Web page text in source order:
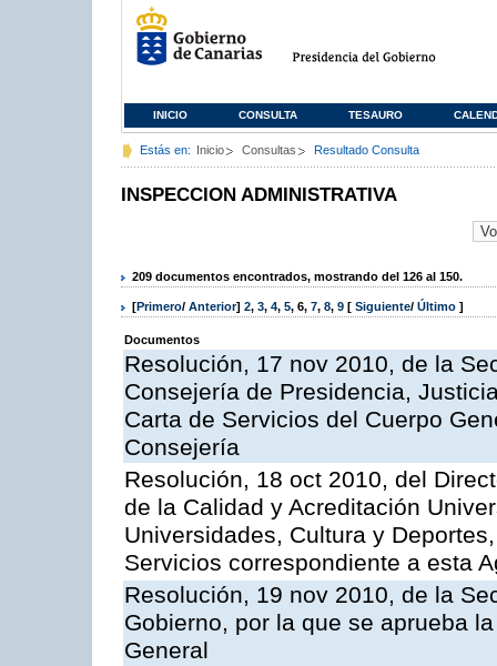
INICIO CONSULTA TESAURO
Estás en: Inicio Consultas Resultado Consulta
INSPECCION ADMINISTRATIVA
209 documentos encontrados, mostrando del 126 al 150.
[Primero/ Anterior] 2, 3, 4, 5, 6, 7, 8, 9 [ Siguiente/ Último ]
Documentos
Resolución, 17 nov 2010, de la
Consejería de Presidencia,
Carta de Servicios del Cuerpo
Consejería
Resolución, 18 oct 2010, del
de la Calidad y Acreditación
Universidades, Cultura y
Servicios correspondiente a esta
Resolución, 19 nov 2010, de la
Gobierno, por la que se aprueba
General